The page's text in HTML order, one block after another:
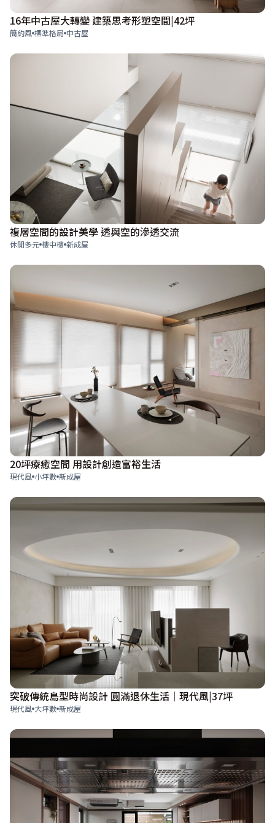
16年中古屋大轉變 建築思考形塑空間|42坪
簡約風 標準格局 中古屋
複層空間的設計美學 透與空的滲透交流
休閒多元 樓中樓 新成屋
20坪療癒空間 用設計創造富裕生活
現代風 小坪數 新成屋
突破傳統島型時尚設計 圓滿退休生活│現代風|37坪
現代風 大坪數 新成屋